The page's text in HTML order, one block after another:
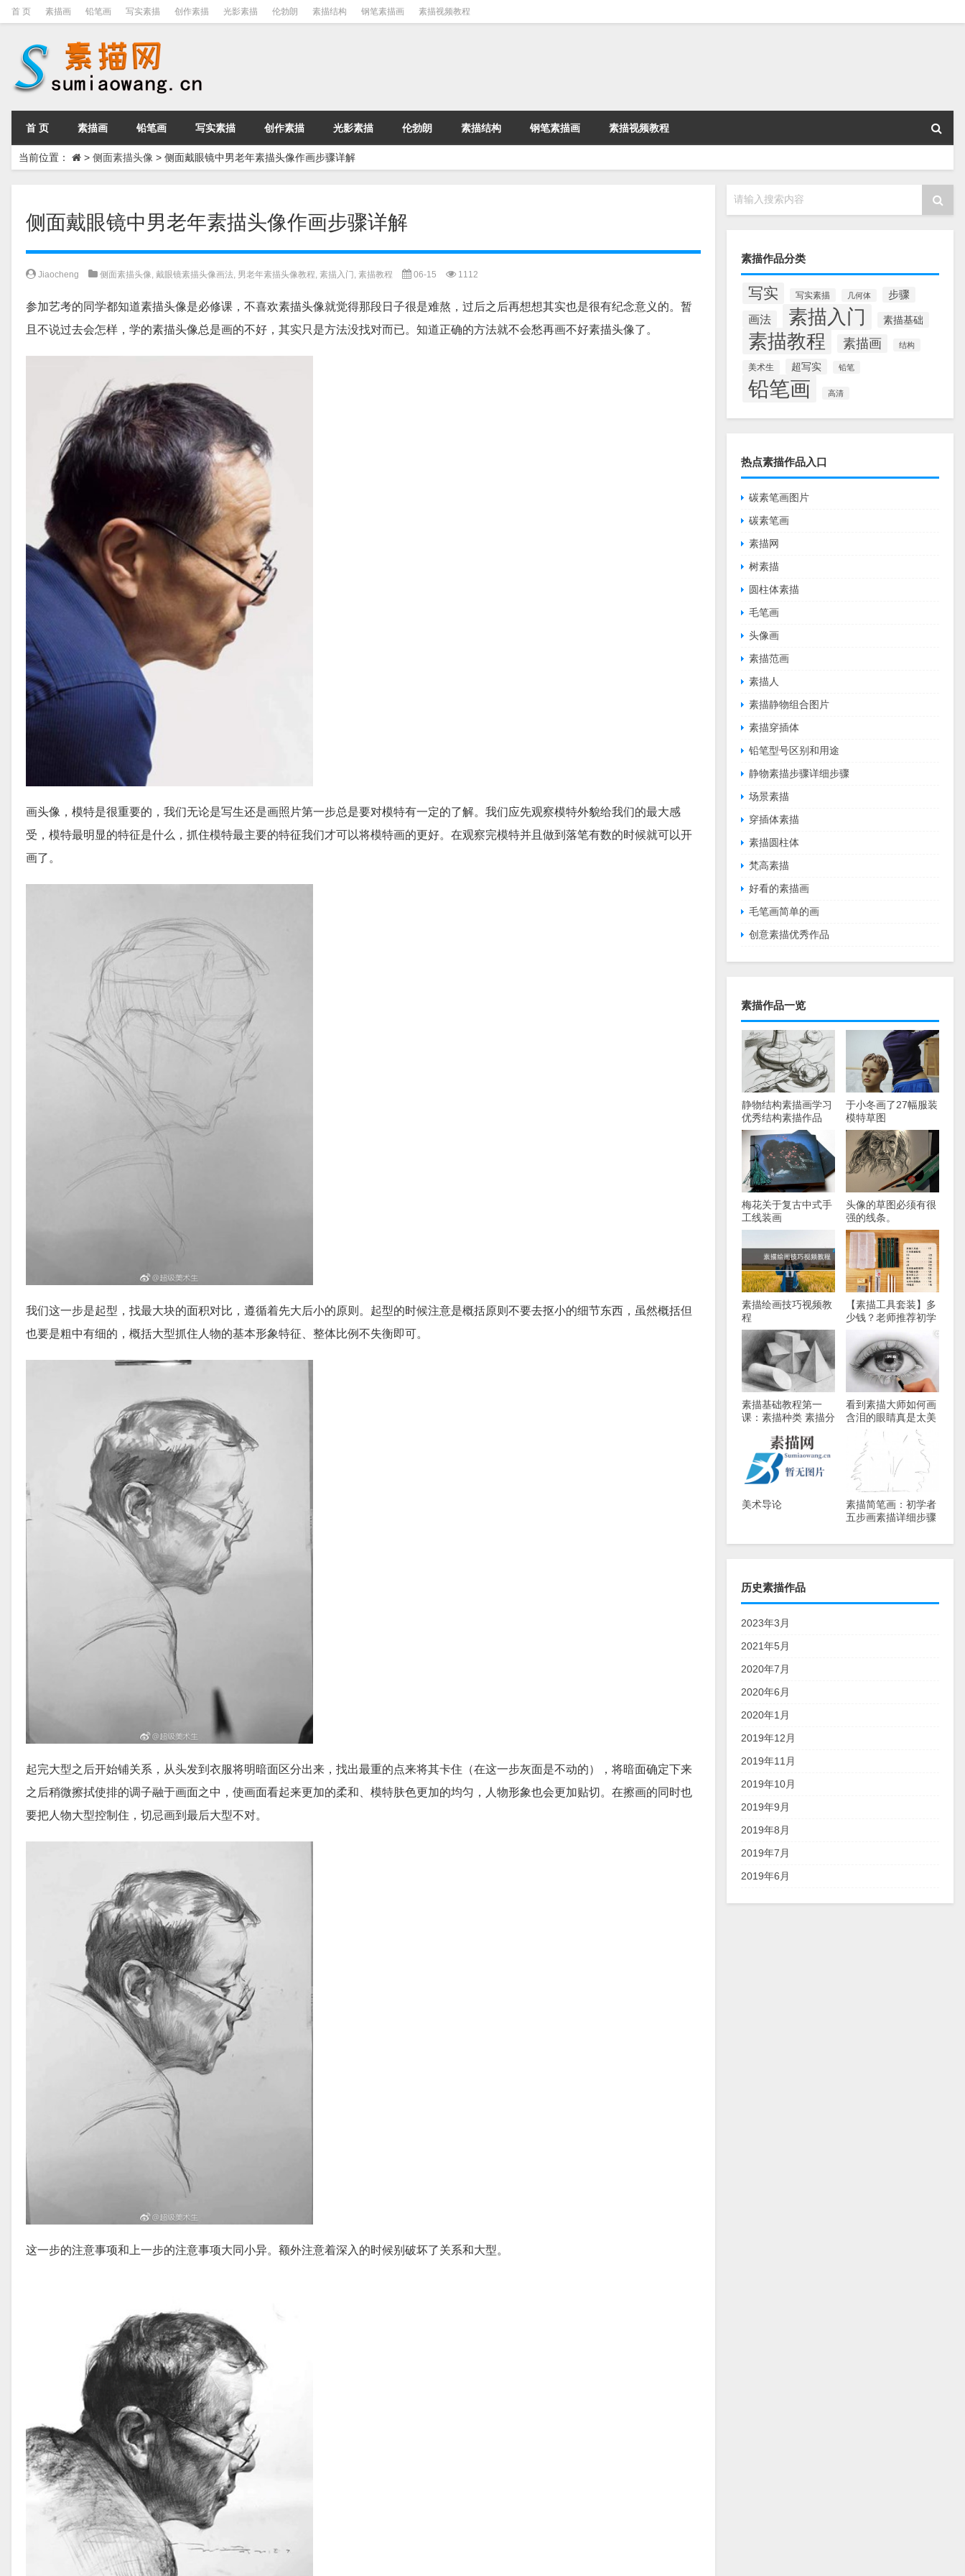
首 页 素描画 铅笔画 写实素描 创作素描 光影素描 伦勃朗 素描结构 钢笔素描画 素描视频教程
首 页 素描画 铅笔画 写实素描 创作素描 光影素描 伦勃朗 素描结构 钢笔素描画 素描视频教程
当前位置： > 侧面素描头像 > 侧面戴眼镜中男老年素描头像作画步骤详解
侧面戴眼镜中男老年素描头像作画步骤详解
Jiaocheng 侧面素描头像, 戴眼镜素描头像画法, 男老年素描头像教程, 素描入门 , 素描教程 06-15 1112
参加艺考的同学都知道素描头像是必修课，不喜欢素描头像就觉得那段日子很是难熬，过后之后再想想其实也是很有纪念意义的。暂
且不说过去会怎样，学的素描头像总是画的不好，其实只是方法没找对而已。知道正确的方法就不会愁再画不好素描头像了。
画头像，模特是很重要的，我们无论是写生还是画照片第一步总是要对模特有一定的了解。我们应先观察模特外貌给我们的最大感
受，模特最明显的特征是什么，抓住模特最主要的特征我们才可以将模特画的更好。在观察完模特并且做到落笔有数的时候就可以开
画了。
我们这一步是起型，找最大块的面积对比，遵循着先大后小的原则。起型的时候注意是概括原则不要去抠小的细节东西，虽然概括但
也要是粗中有细的，概括大型抓住人物的基本形象特征、整体比例不失衡即可。
起完大型之后开始铺关系，从头发到衣服将明暗面区分出来，找出最重的点来将其卡住（在这一步灰面是不动的），将暗面确定下来
之后稍微擦拭使排的调子融于画面之中，使画面看起来更加的柔和、模特肤色更加的均匀，人物形象也会更加贴切。在擦画的同时也
要把人物大型控制住，切忌画到最后大型不对。
这一步的注意事项和上一步的注意事项大同小异。额外注意着深入的时候别破坏了关系和大型。
请输入搜索内容
素描作品分类
写实 写实素描 几何体 步骤
画法 素描入门 素描基础
素描教程 素描画 结构
美术生 超写实 铅笔
铅笔画 高清
热点素描作品入口
碳素笔画图片
碳素笔画
素描网
树素描
圆柱体素描
毛笔画
头像画
素描范画
素描人
素描静物组合图片
素描穿插体
铅笔型号区别和用途
静物素描步骤详细步骤
场景素描
穿插体素描
素描圆柱体
梵高素描
好看的素描画
毛笔画简单的画
创意素描优秀作品
素描作品一览
静物结构素描画学习
优秀结构素描作品
于小冬画了27幅服装
模特草图
梅花关于复古中式手
工线装画
头像的草图必须有很
强的线条。
素描绘画技巧视频教
程
【素描工具套装】多
少钱？老师推荐初学
素描基础教程第一
课：素描种类 素描分
看到素描大师如何画
含泪的眼睛真是太美
了！
美术导论
素描简笔画：初学者
五步画素描详细步骤
历史素描作品
2023年3月
2021年5月
2020年7月
2020年6月
2020年1月
2019年12月
2019年11月
2019年10月
2019年9月
2019年8月
2019年7月
2019年6月